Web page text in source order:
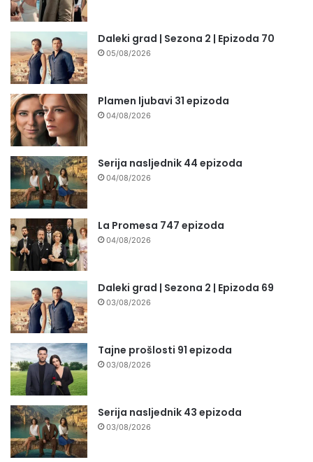
Daleki grad | Sezona 2 | Epizoda 70
05/08/2026
Plamen ljubavi 31 epizoda
04/08/2026
Serija nasljednik 44 epizoda
04/08/2026
La Promesa 747 epizoda
04/08/2026
Daleki grad | Sezona 2 | Epizoda 69
03/08/2026
Tajne prošlosti 91 epizoda
03/08/2026
Serija nasljednik 43 epizoda
03/08/2026